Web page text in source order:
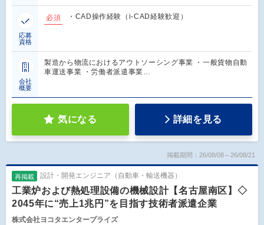
応募
資格
必須 ・CAD操作経験（i-CAD経験歓迎）
会社
概要
製造から物流におけるアウトソーシング事業 ・一般貨物自動
車運送事業 ・労働者派遣事業…
気になる 詳細を見る
掲載期間：26/08/08～26/08/21
再掲載 設計・開発エンジニア（自動車・輸送機器）
工業炉および熱処理設備の機械設計【名古屋南区】◇
2045年に“売上1兆円”を目指す技術者派遣企業
株式会社ヨコタエンタープライズ